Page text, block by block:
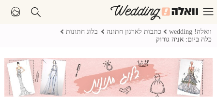
וואלה! wedding כתבות לארגון חתונה
בלוג חתונות
כלה ביום: אניה גורוק